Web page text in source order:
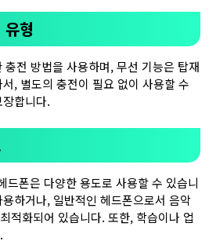
형
충전 방법을 사용하며, 무선 기능은 탑재
, 별도의 충전이 필요 없이 사용할 수
합니다.
드폰은 다양한 용도로 사용할 수 있습니
하거나, 일반적인 헤드폰으로서 음악
적화되어 있습니다. 또한, 학습이나 업